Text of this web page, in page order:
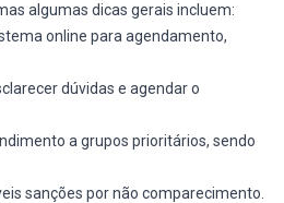
algumas dicas gerais incluem:
online para agendamento,
dúvidas e agendar o
a grupos prioritários, sendo
sanções por não comparecimento.